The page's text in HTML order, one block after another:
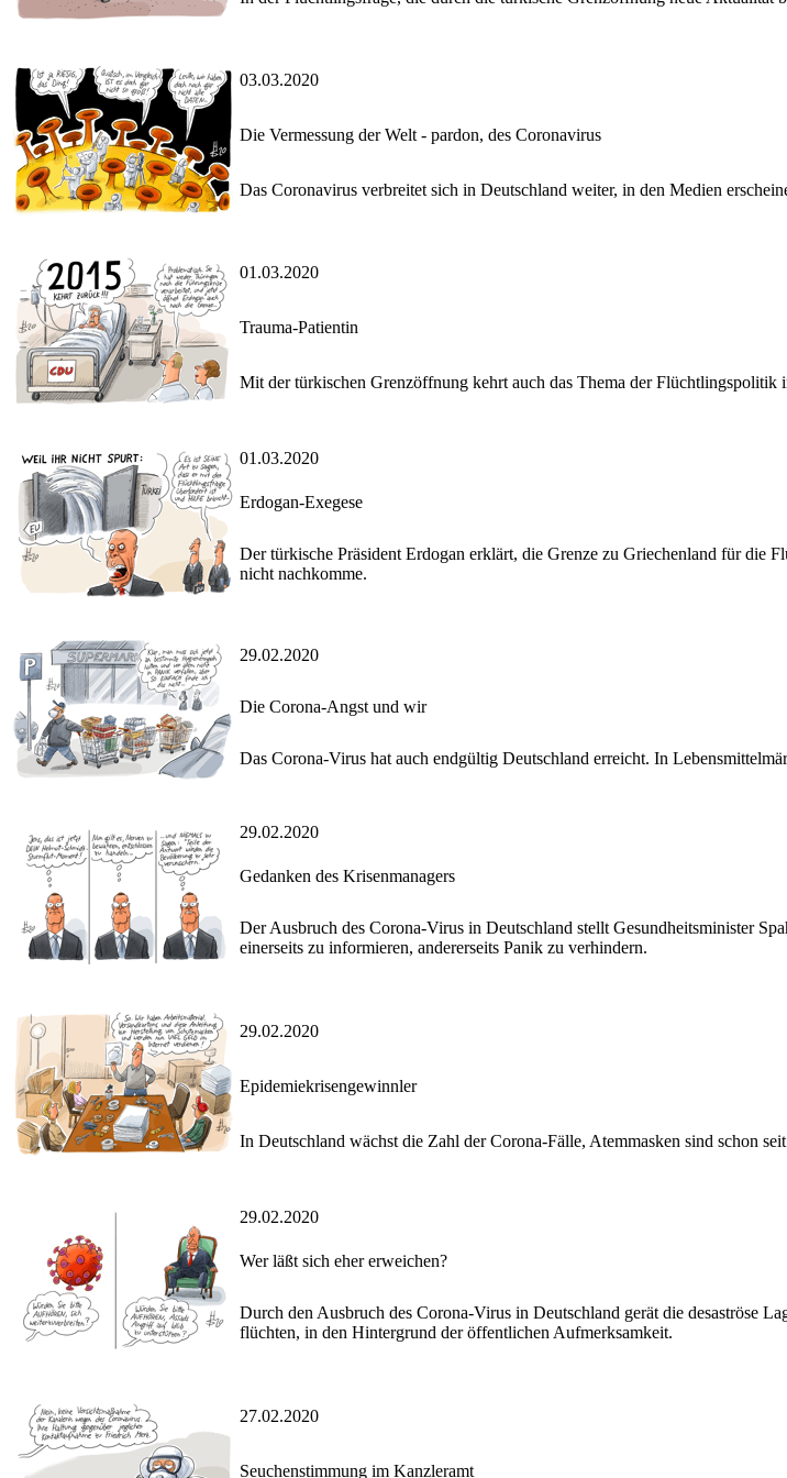
03.03.2020
Die Vermessung der Welt - pardon, des Coronavirus
Das Coronavirus verbreitet sich in Deutschland weiter, in den Medien
01.03.2020
Trauma-Patientin
Mit der türkischen Grenzöffnung kehrt auch das Thema der
01.03.2020
Erdogan-Exegese
Der türkische Präsident Erdogan erklärt, die Grenze zu Griechenland für die
nicht nachkomme.
29.02.2020
Die Corona-Angst und wir
Das Corona-Virus hat auch endgültig Deutschland erreicht. In
29.02.2020
Gedanken des Krisenmanagers
Der Ausbruch des Corona-Virus in Deutschland stellt Gesundheitsminister
einerseits zu informieren, andererseits Panik zu verhindern.
29.02.2020
Epidemiekrisengewinnler
In Deutschland wächst die Zahl der Corona-Fälle, Atemmasken sind schon
29.02.2020
Wer läßt sich eher erweichen?
Durch den Ausbruch des Corona-Virus in Deutschland gerät die desaströse
flüchten, in den Hintergrund der öffentlichen Aufmerksamkeit.
27.02.2020
Seuchenstimmung im Kanzleramt